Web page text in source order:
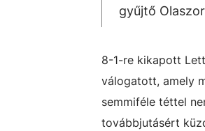
gyűjtő
8-1-re kikapott
válogatott, amely
semmiféle téttel
továbbjutásért